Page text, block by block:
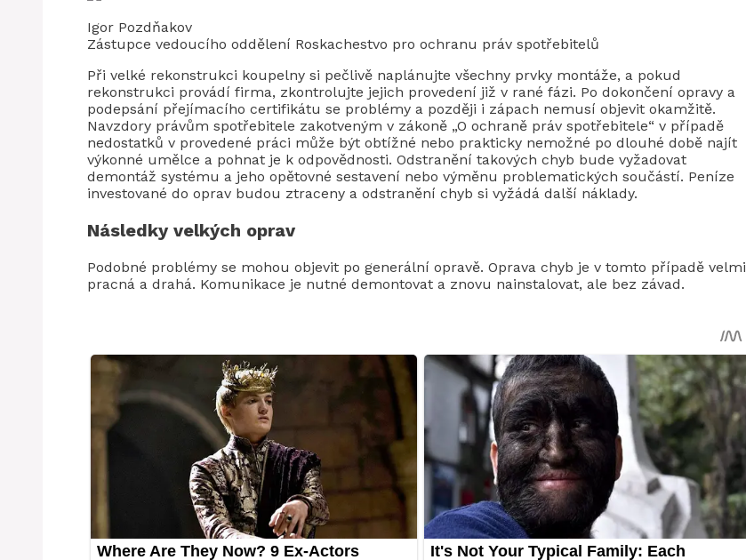
Igor Pozdňakov
Zástupce vedoucího oddělení Roskachestvo pro ochranu práv spotřebitelů
Při velké rekonstrukci koupelny si pečlivě naplánujte všechny prvky montáže, a pokud
rekonstrukci provádí firma, zkontrolujte jejich provedení již v rané fázi. Po dokončení opravy a
podepsání přejímacího certifikátu se problémy a později i zápach nemusí objevit okamžitě.
Navzdory právům spotřebitele zakotveným v zákoně „O ochraně práv spotřebitele“ v případě
nedostatků v provedené práci může být obtížné nebo prakticky nemožné po dlouhé době najít
výkonné umělce a pohnat je k odpovědnosti. Odstranění takových chyb bude vyžadovat
demontáž systému a jeho opětovné sestavení nebo výměnu problematických součástí. Peníze
investované do oprav budou ztraceny a odstranění chyb si vyžádá další náklady.
Následky velkých oprav
Podobné problémy se mohou objevit po generální opravě. Oprava chyb je v tomto případě velmi
pracná a drahá. Komunikace je nutné demontovat a znovu nainstalovat, ale bez závad.